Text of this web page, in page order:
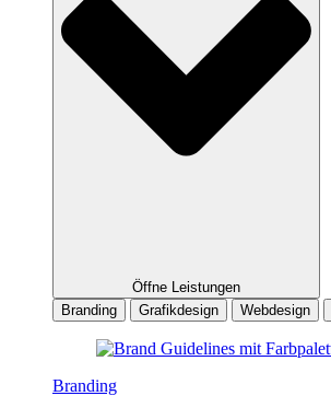
Öffne Leistungen
Branding
Grafikdesign Webdesign
Branding